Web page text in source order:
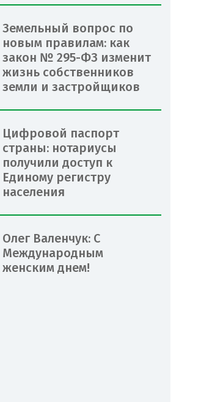
Земельный вопрос по
новым правилам: как
закон № 295-ФЗ изменит
жизнь собственников
земли и застройщиков
Цифровой паспорт
страны: нотариусы
получили доступ к
Единому регистру
населения
Олег Валенчук: С
Международным
женским днем!